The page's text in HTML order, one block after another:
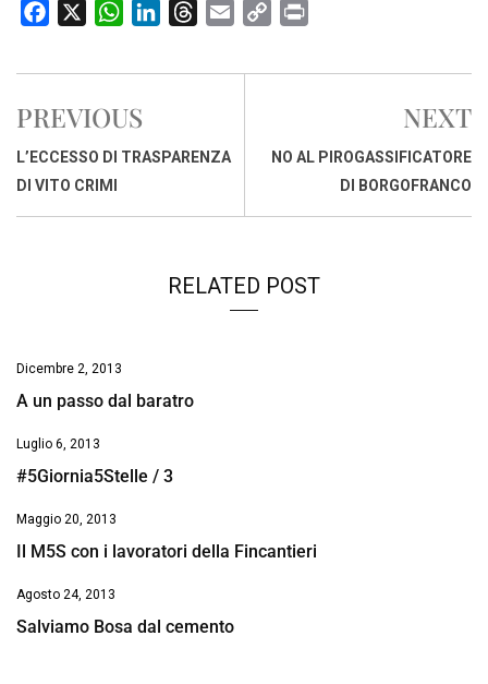
c
b
o
o
W
a
s
A
n
d
r
d
a
p
i
i
PREVIOUS
L’ECCESSO DI TRASPARENZA
DI VITO CRIMI
NEXT
NO AL PIROGASSIFICATORE
DI BORGOFRANCO
RELATED POST
Dicembre 2, 2013
A un passo dal baratro
Luglio 6, 2013
#5Giornia5Stelle / 3
Maggio 20, 2013
Il M5S con i lavoratori della Fincantieri
Agosto 24, 2013
Salviamo Bosa dal cemento